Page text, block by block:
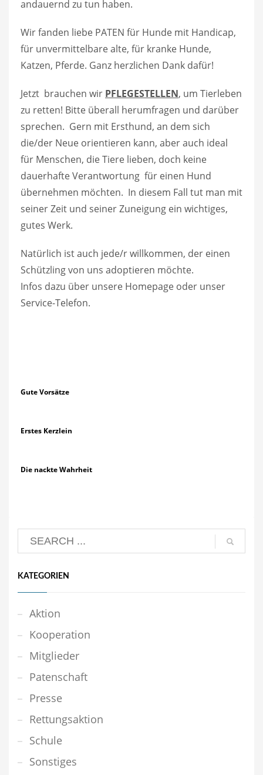
andauernd zu tun haben.
Wir fanden liebe PATEN für Hunde mit Handicap,
für unvermittelbare alte, für kranke Hunde,
Katzen, Pferde. Ganz herzlichen Dank dafür!
Jetzt brauchen wir PFLEGESTELLEN, um Tierleben
zu retten! Bitte überall herumfragen und darüber
sprechen. Gern mit Ersthund, an dem sich
die/der Neue orientieren kann, aber auch ideal
für Menschen, die Tiere lieben, doch keine
dauerhafte Verantwortung für einen Hund
übernehmen möchten. In diesem Fall tut man mit
seiner Zeit und seiner Zuneigung ein wichtiges,
gutes Werk.
Natürlich ist auch jede/r willkommen, der einen
Schützling von uns adoptieren möchte.
Infos dazu über unsere Homepage oder unser
Service-Telefon.
Gute Vorsätze
Erstes Kerzlein
Die nackte Wahrheit
KATEGORIEN
Aktion
Kooperation
Mitglieder
Patenschaft
Presse
Rettungsaktion
Schule
Sonstiges